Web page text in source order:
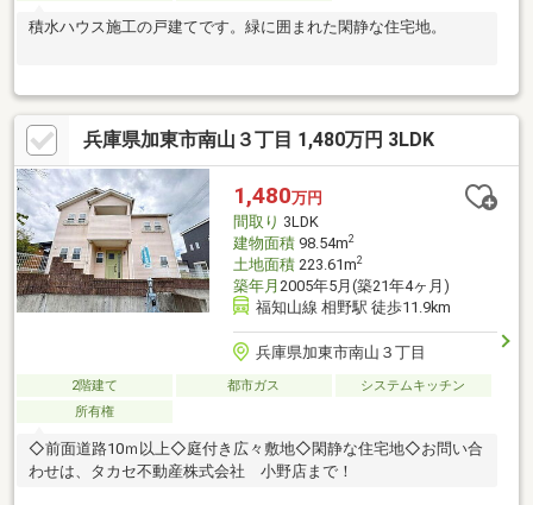
積水ハウス施工の戸建てです。緑に囲まれた閑静な住宅地。
兵庫県加東市南山３丁目 1,480万円 3LDK
1,480万円
間取り 3LDK
建物面積98.54m2
土地面積223.61m2
築年月 2005年5月(築21年4ヶ月)
福知山線 相野駅 徒歩11.9km
兵庫県加東市南山３丁目
2階建て 都市ガス
システムキッチン
所有権
◇前面道路10ｍ以上◇庭付き広々敷地◇閑静な住宅地◇お問い合
わせは、タカセ不動産株式会社 小野店まで！